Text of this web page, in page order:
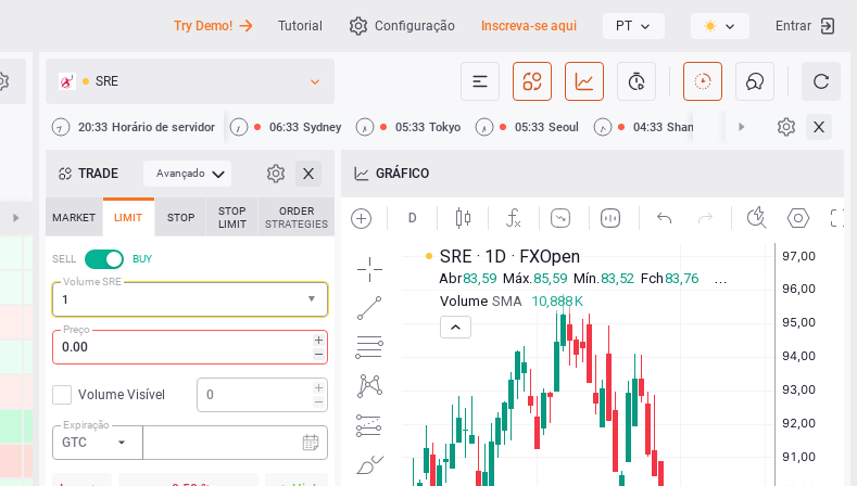
Try Demo! Tutorial Configuração Inscreva-se aqui PT Entrar
ALTERAR
0.28 %
0.26 %
-0.43 %
0.45 %
1.97 %
-1.41 %
SRE
20:33 Horário de servidor 06:33 Sydney 05:33 Tokyo 05:33 Seoul 04:33 Shanghai 04:33 Hong
TRADE Avançado
MARKET LIMIT STOP
STOP
LIMIT
ORDER
STRATEGIES
SELL
BUY
Volume SRE
Preço
Volume Visível
Expiração
GTC
GRÁFICO